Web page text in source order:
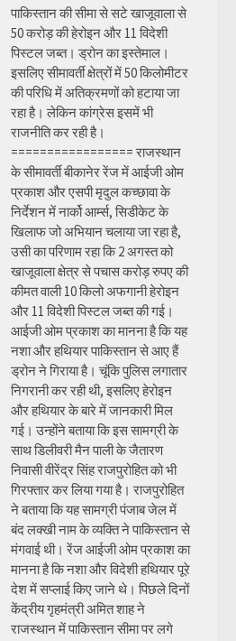
पाकिस्तान की सीमा से सटे खाजूवाला से
50 करोड़ की हेरोइन और 11 विदेशी
पिस्टल जब्त। ड्रोन का इस्तेमाल।
इसलिए सीमावर्ती क्षेत्रों में 50 किलोमीटर
की परिधि में अतिक्रमणों को हटाया जा
रहा है। लेकिन कांग्रेस इसमें भी
राजनीति कर रही है।
================= राजस्थान
के सीमावर्ती बीकानेर रेंज में आईजी ओम
प्रकाश और एसपी मृदुल कच्छावा के
निर्देशन में नार्को आर्म्स, सिडीकेट के
खिलाफ जो अभियान चलाया जा रहा है,
उसी का परिणाम रहा कि 2 अगस्त को
खाजूवाला क्षेत्र से पचास करोड़ रुपए की
कीमत वाली 10 किलो अफगानी हेरोइन
और 11 विदेशी पिस्टल जब्त की गई।
आईजी ओम प्रकाश का मानना है कि यह
नशा और हथियार पाकिस्तान से आए हैं
ड्रोन ने गिराया है। चूंकि पुलिस लगातार
निगरानी कर रही थी, इसलिए हेरोइन
और हथियार के बारे में जानकारी मिल
गई। उन्होंने बताया कि इस सामग्री के
साथ डिलीवरी मैन पाली के जैतारण
निवासी वीरेंद्र सिंह राजपुरोहित को भी
गिरफ्तार कर लिया गया है। राजपुरोहित
ने बताया कि यह सामग्री पंजाब जेल में
बंद लक्खी नाम के व्यक्ति ने पाकिस्तान से
मंगवाई थी। रेंज आईजी ओम प्रकाश का
मानना है कि नशा और विदेशी हथियार पूरे
देश में सप्लाई किए जाने थे। पिछले दिनों
केंद्रीय गृहमंत्री अमित शाह ने
राजस्थान में पाकिस्तान सीमा पर लगे